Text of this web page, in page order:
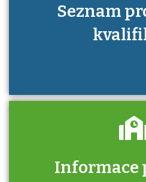
Seznam
Informace
Zjistěte, jak se